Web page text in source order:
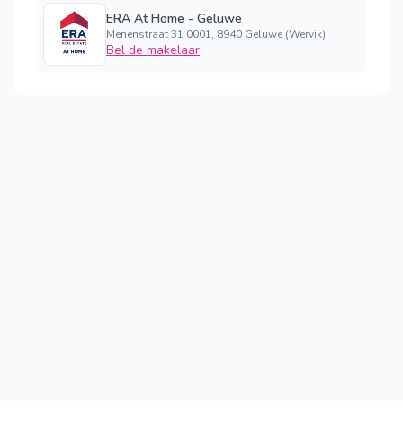
ERA At Home - Geluwe
Menenstraat 31 0001, 8940 Geluwe (Wervik)
Bel de makelaar